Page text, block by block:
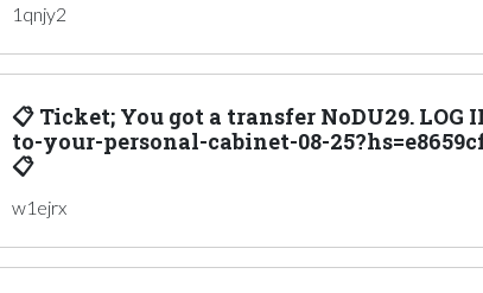
1qnjy2
📋 Ticket; You got a transfer NoDU29. LOG
to-your-personal-cabinet-08-
📋
w1ejrx